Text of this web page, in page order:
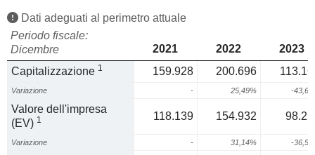
Dati adeguati al perimetro attuale
Periodo fiscale:
Dicembre
2021 2022
2023
Capitalizzazione 1 159.928 200.696
Variazione - 25,49% -
Valore dell'impresa
(EV) 1 118.139 154.932
Variazione - 31,14% -